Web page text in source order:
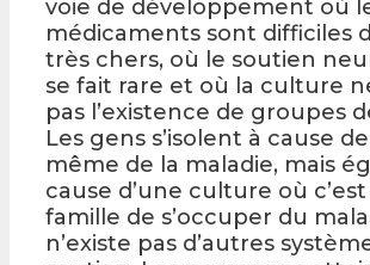
voie de développement où
médicaments sont difficiles
très chers, où le soutien
se fait rare et où la culture
pas l’existence de groupes
Les gens s’isolent à cause
même de la maladie, mais
cause d’une culture où c’est
famille de s’occuper du
n’existe pas d’autres